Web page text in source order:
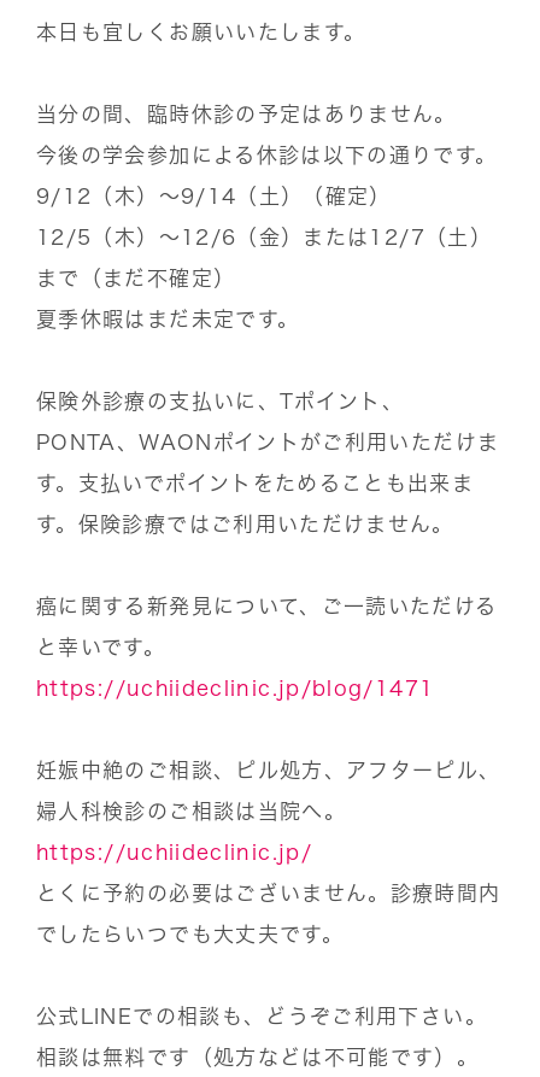
本日も宜しくお願いいたします。
当分の間、臨時休診の予定はありません。
今後の学会参加による休診は以下の通りです。
9/12（木）〜9/14（土）（確定）
12/5（木）〜12/6（金）または12/7（土）
まで（まだ不確定）
夏季休暇はまだ未定です。
保険外診療の支払いに、Tポイント、
PONTA、WAONポイントがご利用いただけま
す。支払いでポイントをためることも出来ま
す。保険診療ではご利用いただけません。
癌に関する新発見について、ご一読いただける
と幸いです。
https://uchiideclinic.jp/blog/1471
妊娠中絶のご相談、ピル処方、アフターピル、
婦人科検診のご相談は当院へ。
https://uchiideclinic.jp/
とくに予約の必要はございません。診療時間内
でしたらいつでも大丈夫です。
公式LINEでの相談も、どうぞご利用下さい。
相談は無料です（処方などは不可能です）。